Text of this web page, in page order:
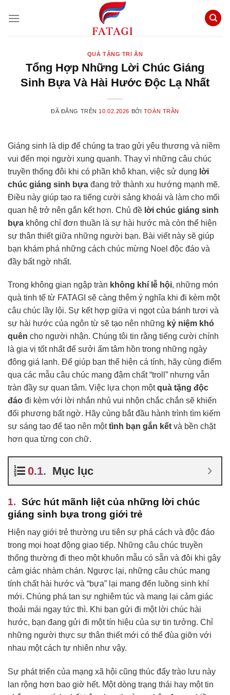
đến
QUÀ TẶNG TRI ÂN
Tổng Hợp Những Lời Chúc Giáng
Sinh Bựa Và Hài Hước Độc Lạ Nhất
ĐÃ ĐĂNG TRÊN 10.02.2026 BỞI TOÀN TRẦN
Giáng sinh là dịp để chúng ta trao gửi yêu thương và niềm
vui đến mọi người xung quanh. Thay vì những câu chúc
truyền thống đôi khi có phần khô khan, việc sử dụng lời
chúc giáng sinh bựa đang trở thành xu hướng mạnh mẽ.
Điều này giúp tạo ra tiếng cười sảng khoái và làm cho mối
quan hệ trở nên gắn kết hơn. Chủ đề lời chúc giáng sinh
bựa không chỉ đơn thuần là sự hài hước mà còn thể hiện
sự thân thiết giữa những người bạn. Bài viết này sẽ giúp
bạn khám phá những cách chúc mừng Noel độc đáo và
đầy bất ngờ nhất.
Trong không gian ngập tràn không khí lễ hội, những món
quà tinh tế từ FATAGI sẽ càng thêm ý nghĩa khi đi kèm một
câu chúc lầy lội. Sự kết hợp giữa vị ngọt của bánh tươi và
sự hài hước của ngôn từ sẽ tạo nên những kỷ niệm khó
quên cho người nhận. Chúng tôi tin rằng tiếng cười chính
là gia vị tốt nhất để sưởi ấm tâm hồn trong những ngày
đông giá lạnh. Để giúp bạn thể hiện cá tính, hãy cùng điểm
qua các mẫu câu chúc mang đậm chất “troll” nhưng vẫn
tràn đầy sự quan tâm. Việc lựa chọn mộtquà tặng độc
đáo đi kèm với lời nhắn nhủ vui nhộn chắc chắn sẽ khiến
đối phương bất ngờ. Hãy cùng bắt đầu hành trình tìm kiếm
sự sáng tạo để tạo nên mộttình bạn gắn kết và bền chặt
hơn qua từng con chữ.
Mục lục
Sức hút mãnh liệt của những lời chúc
giáng sinh bựa trong giới trẻ
Hiện nay giới trẻ thường ưu tiên sự phá cách và độc đáo
trong mọi hoạt động giao tiếp. Những câu chúc truyền
thống thường đi theo một khuôn mẫu có sẵn và đôi khi gây
cảm giác nhàm chán. Ngược lại, những câu chúc mang
tính chất hài hước và “bựa” lại mang đến luồng sinh khí
mới. Chúng phá tan sự nghiêm túc và mang lại cảm giác
thoải mái ngay tức thì. Khi bạn gửi đi một lời chúc hài
hước, bạn đang gửi đi một tín hiệu của sự tin tưởng. Chỉ
những người thực sự thân thiết mới có thể đùa giỡn với
nhau một cách tự nhiên như vậy.
Sự phát triển của mạng xã hội cũng thúc đẩy trào lưu này
lan rộng hơn bao giờ hết. Một dòng trạng thái hay một tin